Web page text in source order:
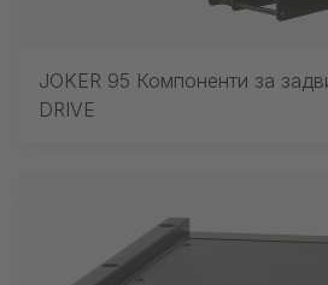
JOKER 95 Компоненти за
DRIVE